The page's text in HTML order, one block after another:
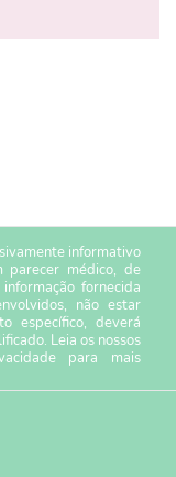
informativo
parecer médico, de
fornecida
não estar
específico, deverá
Leia os nossos
para mais